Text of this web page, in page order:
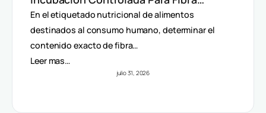
Dietética (AOAC)
En el etiquetado nutricional de alimentos
destinados al consumo humano, determinar el
contenido exacto de fibra…
Leer mas…
julio 31, 2026